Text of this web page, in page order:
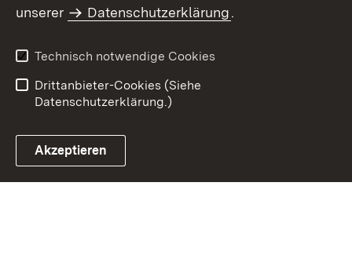
Benutzungshinweise
Erklärung zur
unserer
Datenschutzerklärung.
Technisch notwendige Cookies
Drittanbieter-Cookies (Siehe
Datenschutzerklärung.)
Akzeptieren